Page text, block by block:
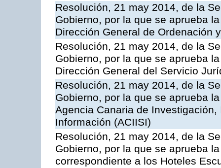
Resolución, 21 may 2014, de la
Gobierno, por la que se aprueba
Dirección General de Ordenación
Resolución, 21 may 2014, de la
Gobierno, por la que se aprueba
Dirección General del Servicio
Resolución, 21 may 2014, de la
Gobierno, por la que se aprueba
Agencia Canaria de
Información (ACIISI)
Resolución, 21 may 2014, de la
Gobierno, por la que se aprueba
correspondiente a los Hoteles